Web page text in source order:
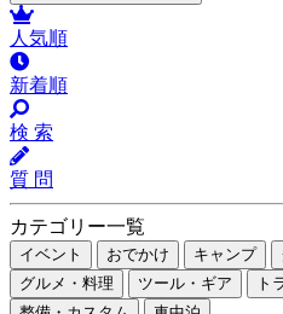
人気順
新着順
検 索
質 問
カテゴリー一覧
イベント おでかけ キャンプ
グルメ・料理
ツール・ギア ト